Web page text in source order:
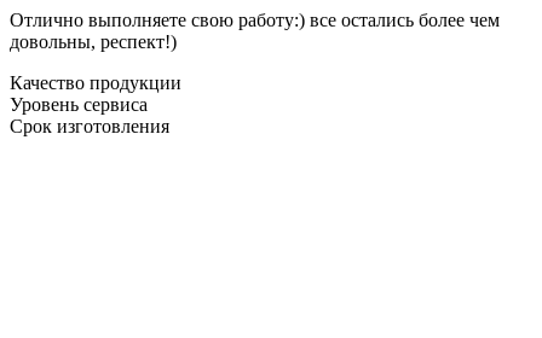
Отлично выполняете свою работу:) все остались более чем
довольны, респект!)
Качество продукции
Уровень сервиса
Срок изготовления